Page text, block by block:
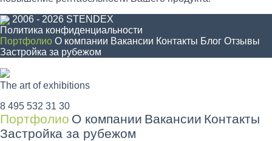
2006 - 2026 STENDEX
Политика конфиденциальности
Портфолио О компании Вакансии Контакты Блог Отзывы
Застройка за рубежом
The art of exhibitions
8 495 532 31 30
Портфолио О компании Вакансии Контакты
Застройка за рубежом